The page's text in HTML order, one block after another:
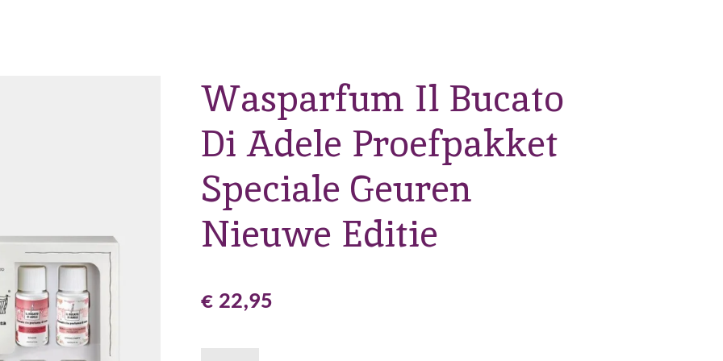
Wasparfum Il Bucato
Di Adele Proefpakket
Speciale Geuren
Nieuwe Editie
€ 22,95